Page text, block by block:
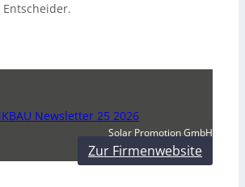
Newsletter 25 2026
Solar Promotion GmbH
Zur Firmenwebsite